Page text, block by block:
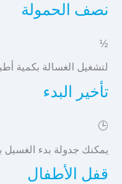
نصف الحمولة
½
لتشغيل الغسالة بكمية
تأخير البدء
🕒
يمكنك جدولة بدء الغسيل بعد 3، 6، أو 9 ساعات لتناسب
قفل الأطفال